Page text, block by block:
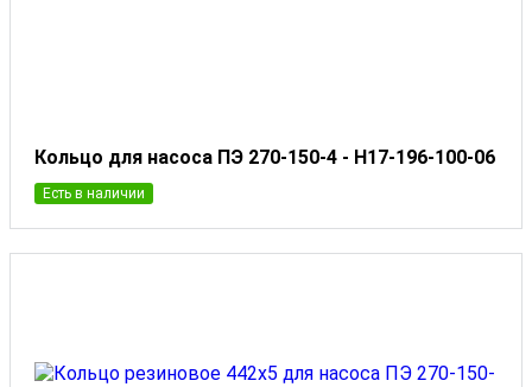
Кольцо для насоса ПЭ 270-150-4 - Н17-196-100-06
Есть в наличии